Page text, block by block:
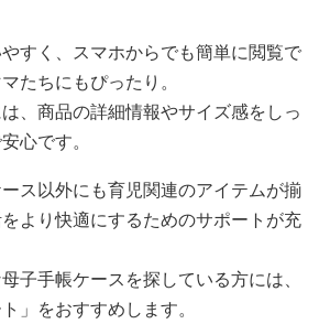
すく、スマホからでも簡単に閲覧で
たちにもぴったり。
、商品の詳細情報やサイズ感をしっ
心です。
ス以外にも育児関連のアイテムが揃
より快適にするためのサポートが充
子手帳ケースを探している方には、
」をおすすめします。